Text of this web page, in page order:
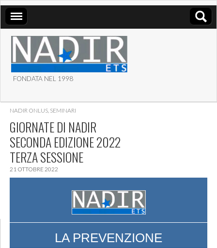
ASSOCIAZIONE NADIR
ETS
FONDATA NEL 1998
NADIR ONLUS, SEMINARI
GIORNATE DI NADIR
SECONDA EDIZIONE 2022
TERZA SESSIONE
21 OTTOBRE 2022
LA PREVENZIONE